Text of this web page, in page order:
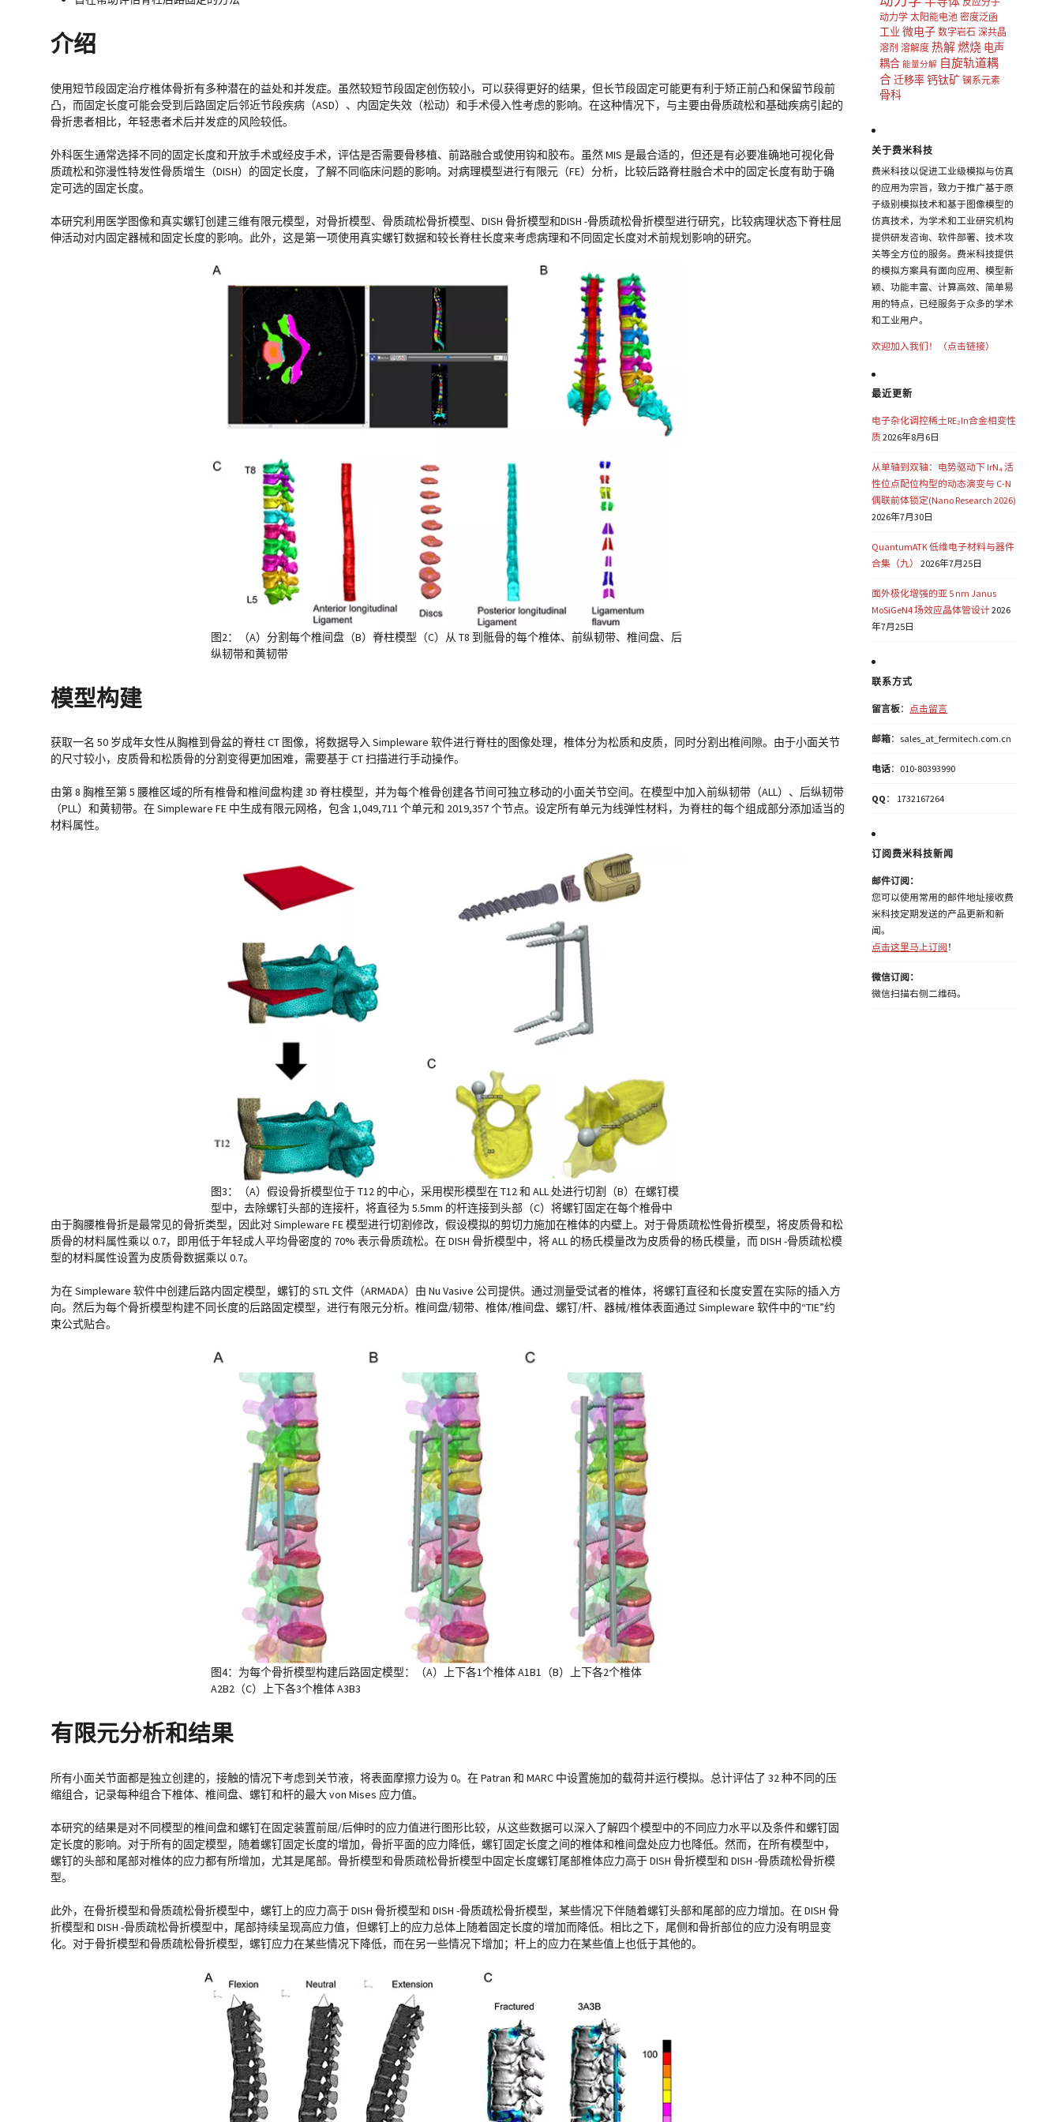
介绍
使用短节段固定治疗椎体骨折有多种潜在的益处和并发症。虽然较短节段固定创伤较小，可以获得更好的结果，但长节段固定可能更有利于矫正前凸和保留节段前
凸，而固定长度可能会受到后路固定后邻近节段疾病（ASD）、内固定失效（松动）和手术侵入性考虑的影响。在这种情况下，与主要由骨质疏松和基础疾病引起的
骨折患者相比，年轻患者术后并发症的风险较低。
外科医生通常选择不同的固定长度和开放手术或经皮手术，评估是否需要骨移植、前路融合或使用钩和胶布。虽然 MIS 是最合适的，但还是有必要准确地可视化骨
质疏松和弥漫性特发性骨质增生（DISH）的固定长度，了解不同临床问题的影响。对病理模型进行有限元（FE）分析，比较后路脊柱融合术中的固定长度有助于确
定可选的固定长度。
本研究利用医学图像和真实螺钉创建三维有限元模型，对骨折模型、骨质疏松骨折模型、DISH 骨折模型和DISH -骨质疏松骨折模型进行研究，比较病理状态下脊柱屈
伸活动对内固定器械和固定长度的影响。此外，这是第一项使用真实螺钉数据和较长脊柱长度来考虑病理和不同固定长度对术前规划影响的研究。
图2：（A）分割每个椎间盘（B）脊柱模型（C）从 T8 到骶骨的每个椎体、前纵韧带、椎间盘、后
纵韧带和黄韧带
模型构建
获取一名 50 岁成年女性从胸椎到骨盆的脊柱 CT 图像，将数据导入 Simpleware 软件进行脊柱的图像处理，椎体分为松质和皮质，同时分割出椎间隙。由于小面关节
的尺寸较小，皮质骨和松质骨的分割变得更加困难，需要基于 CT 扫描进行手动操作。
由第 8 胸椎至第 5 腰椎区域的所有椎骨和椎间盘构建 3D 脊柱模型，并为每个椎骨创建各节间可独立移动的小面关节空间。在模型中加入前纵韧带（ALL）、后纵韧带
（PLL）和黄韧带。在 Simpleware FE 中生成有限元网格，包含 1,049,711 个单元和 2019,357 个节点。设定所有单元为线弹性材料，为脊柱的每个组成部分添加适当的
材料属性。
图3：（A）假设骨折模型位于 T12 的中心，采用楔形模型在 T12 和 ALL 处进行切割（B）在螺钉模
型中，去除螺钉头部的连接杆，将直径为 5.5mm 的杆连接到头部（C）将螺钉固定在每个椎骨中
由于胸腰椎骨折是最常见的骨折类型，因此对 Simpleware FE 模型进行切割修改，假设模拟的剪切力施加在椎体的内壁上。对于骨质疏松性骨折模型，将皮质骨和松
质骨的材料属性乘以 0.7，即用低于年轻成人平均骨密度的 70% 表示骨质疏松。在 DISH 骨折模型中，将 ALL 的杨氏模量改为皮质骨的杨氏模量，而 DISH -骨质疏松模
型的材料属性设置为皮质骨数据乘以 0.7。
为在 Simpleware 软件中创建后路内固定模型，螺钉的 STL 文件（ARMADA）由 Nu Vasive 公司提供。通过测量受试者的椎体，将螺钉直径和长度安置在实际的插入方
向。然后为每个骨折模型构建不同长度的后路固定模型，进行有限元分析。椎间盘/韧带、椎体/椎间盘、螺钉/杆、器械/椎体表面通过 Simpleware 软件中的“TIE”约
束公式贴合。
图4：为每个骨折模型构建后路固定模型：（A）上下各1个椎体 A1B1（B）上下各2个椎体
A2B2（C）上下各3个椎体 A3B3
有限元分析和结果
所有小面关节面都是独立创建的，接触的情况下考虑到关节液，将表面摩擦力设为 0。在 Patran 和 MARC 中设置施加的载荷并运行模拟。总计评估了 32 种不同的压
缩组合，记录每种组合下椎体、椎间盘、螺钉和杆的最大 von Mises 应力值。
本研究的结果是对不同模型的椎间盘和螺钉在固定装置前屈/后伸时的应力值进行图形比较，从这些数据可以深入了解四个模型中的不同应力水平以及条件和螺钉固
定长度的影响。对于所有的固定模型，随着螺钉固定长度的增加，骨折平面的应力降低，螺钉固定长度之间的椎体和椎间盘处应力也降低。然而，在所有模型中，
螺钉的头部和尾部对椎体的应力都有所增加，尤其是尾部。骨折模型和骨质疏松骨折模型中固定长度螺钉尾部椎体应力高于 DISH 骨折模型和 DISH -骨质疏松骨折模
型。
此外，在骨折模型和骨质疏松骨折模型中，螺钉上的应力高于 DISH 骨折模型和 DISH -骨质疏松骨折模型，某些情况下伴随着螺钉头部和尾部的应力增加。在 DISH 骨
折模型和 DISH -骨质疏松骨折模型中，尾部持续呈现高应力值，但螺钉上的应力总体上随着固定长度的增加而降低。相比之下，尾侧和骨折部位的应力没有明显变
化。对于骨折模型和骨质疏松骨折模型，螺钉应力在某些情况下降低，而在另一些情况下增加；杆上的应力在某些值上也低于其他的。
动力学 太阳能电池 密度泛函
工业 微电子 数字岩石 深共晶
溶剂 溶解度 热解燃烧 电声
耦合 能量分解 自旋轨道耦
合迁移率钙钛矿 镧系元素
骨科
关于费米科技
费米科技以促进工业级模拟与仿真
的应用为宗旨，致力于推广基于原
子级别模拟技术和基于图像模型的
仿真技术，为学术和工业研究机构
提供研发咨询、软件部署、技术攻
关等全方位的服务。费米科技提供
的模拟方案具有面向应用、模型新
颖、功能丰富、计算高效、简单易
用的特点，已经服务于众多的学术
和工业用户。
欢迎加入我们！（点击链接）
最近更新
电子杂化调控稀土RE₂In合金相变性
质2026年8月6日
从单轴到双轴：电势驱动下 IrN₄ 活
性位点配位构型的动态演变与 C-N
偶联前体锁定(Nano Research 2026)
2026年7月30日
QuantumATK 低维电子材料与器件
合集（九）
2026年7月25日
面外极化增强的亚 5 nm Janus
MoSiGeN4 场效应晶体管设计2026
年7月25日
联系方式
留言板： 点击留言
邮箱：sales_at_fermitech.com.cn
电话：010-80393990
QQ ： 1732167264
订阅费米科技新闻
邮件订阅：
您可以使用常用的邮件地址接收费
米科技定期发送的产品更新和新
闻。
点击这里马上订阅 ！
微信订阅：
微信扫描右侧二维码。